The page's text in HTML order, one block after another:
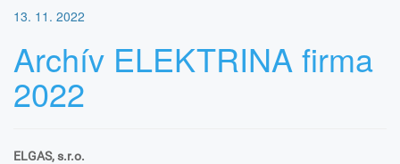
13. 11. 2022
Archív ELEKTRINA firma
2022
ELGAS, s.r.o.